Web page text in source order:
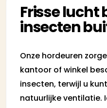
Frisse lucht
insecten
Onze hordeuren
kantoor of winkel
insecten, terwijl u
natuurlijke ventilatie.